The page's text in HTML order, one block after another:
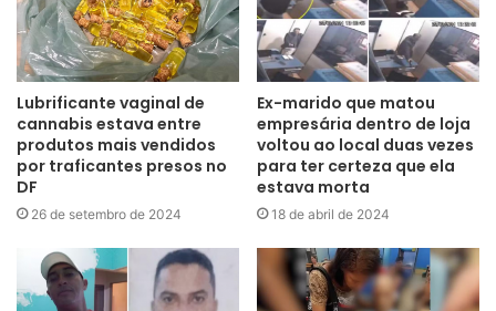
Lubrificante vaginal de
cannabis estava entre
produtos mais vendidos
por traficantes presos no
DF
26 de setembro de 2024
Ex-marido que matou
empresária dentro de loja
voltou ao local duas vezes
para ter certeza que ela
estava morta
18 de abril de 2024